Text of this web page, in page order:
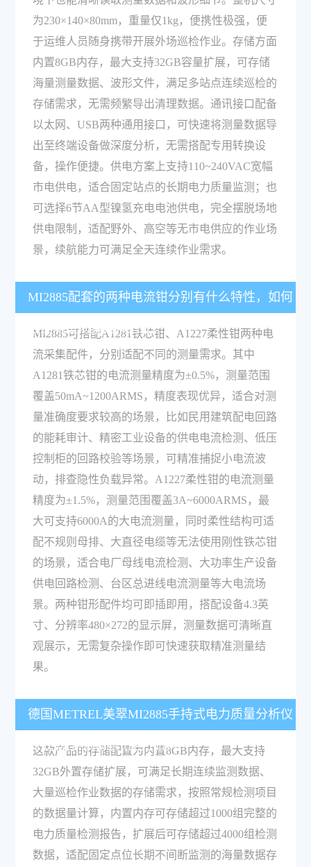
为230×140×80mm，重量仅1kg，便携性极强，便
于运维人员随身携带开展外场巡检作业。存储方面
内置8GB内存，最大支持32GB容量扩展，可存储
海量测量数据、波形文件，满足多站点连续巡检的
存储需求，无需频繁导出清理数据。通讯接口配备
以太网、USB两种通用接口，可快速将测量数据导
出至终端设备做深度分析，无需搭配专用转换设
备，操作便捷。供电方案上支持110~240VAC宽幅
市电供电，适合固定站点的长期电力质量监测；也
可选择6节AA型镍氢充电电池供电，完全摆脱场地
供电限制，适配野外、高空等无市电供应的作业场
景，续航能力可满足全天连续作业需求。
MI2885配套的两种电流钳分别有什么特性，如何
根据测量场景选择适配？
MI2885可搭配A1281铁芯钳、A1227柔性钳两种电
流采集配件，分别适配不同的测量需求。其中
A1281铁芯钳的电流测量精度为±0.5%，测量范围
覆盖50mA~1200ARMS，精度表现优异，适合对测
量准确度要求较高的场景，比如民用建筑配电回路
的能耗审计、精密工业设备的供电电流检测、低压
控制柜的回路校验等场景，可精准捕捉小电流波
动，排查隐性负载异常。A1227柔性钳的电流测量
精度为±1.5%，测量范围覆盖3A~6000ARMS，最
大可支持6000A的大电流测量，同时柔性结构可适
配不规则母排、大直径电缆等无法使用刚性铁芯钳
的场景，适合电厂母线电流检测、大功率生产设备
供电回路检测、台区总进线电流测量等大电流场
景。两种钳形配件均可即插即用，搭配设备4.3英
寸、分辨率480×272的显示屏，测量数据可清晰直
观展示，无需复杂操作即可快速获取精准测量结
果。
德国METREL美翠MI2885手持式电力质量分析仪
的数据存储和通讯能力如何？
这款产品的存储配置为内置8GB内存，最大支持
32GB外置存储扩展，可满足长期连续监测数据、
大量巡检作业数据的存储需求，按照常规检测项目
的数据量计算，内置内存可存储超过1000组完整的
电力质量检测报告，扩展后可存储超过4000组检测
数据，适配固定点位长期不间断监测的海量数据存